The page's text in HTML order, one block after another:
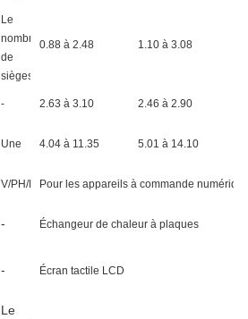
Le
nombre
de
sièges
0.88 à 2.48 1.10 à 3.08
- 2.63 à 3.10 2.46 à 2.90
Une 4.04 à 11.35 5.01 à 14.10
V/PH/HZPour les appareils à commande
- Échangeur de chaleur à plaques
- Écran tactile LCD
Le